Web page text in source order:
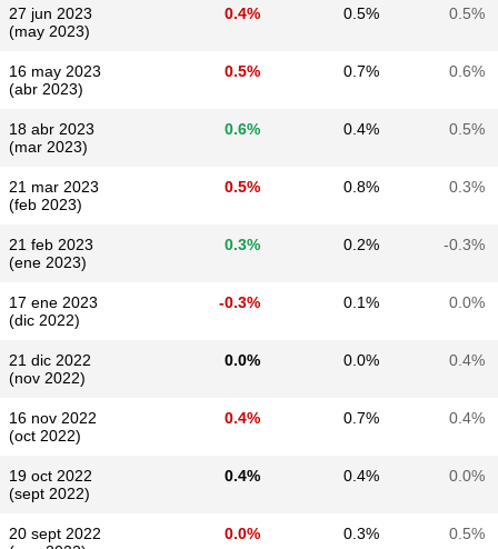
27 jun 2023
(may 2023)
0.4% 0.5% 0.5%
16 may 2023
(abr 2023)
0.5% 0.7% 0.6%
18 abr 2023
(mar 2023)
0.6% 0.4% 0.5%
21 mar 2023
(feb 2023)
0.5% 0.8% 0.3%
21 feb 2023
(ene 2023)
0.3% 0.2% -0.3%
17 ene 2023
(dic 2022)
-0.3% 0.1% 0.0%
21 dic 2022
(nov 2022)
0.0% 0.0% 0.4%
16 nov 2022
(oct 2022)
0.4% 0.7% 0.4%
19 oct 2022
(sept 2022)
0.4% 0.4% 0.0%
20 sept 2022
0.0% 0.3% 0.5%